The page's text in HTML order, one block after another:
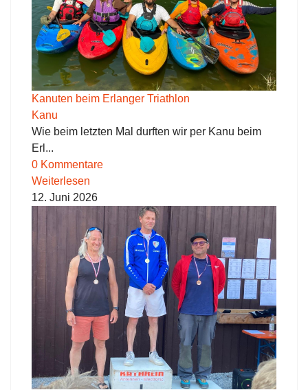
Kanuten beim Erlanger Triathlon
Kanu
Wie beim letzten Mal durften wir per Kanu beim
Erl...
0 Kommentare
Weiterlesen
12. Juni 2026